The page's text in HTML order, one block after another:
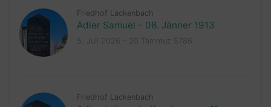
Friedhof Lackenbach
Adler Samuel – 08. Jänner 1913
Friedhof Lackenbach